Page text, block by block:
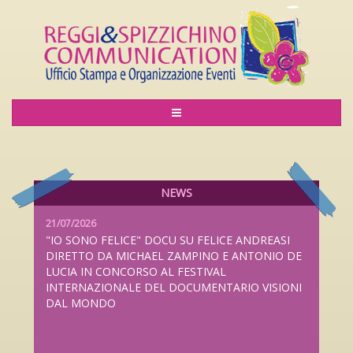
NEWS
06/08/2026
LILIANA CAVANI PREMIO ALLA CARRIERA AL
LUCCA FILM FESTIVAL 2026 DAL 26 SETTEMBRE
AL 4 OTTOBRE
21/07/2026
"IO SONO FELICE" DOCU SU FELICE ANDREASI
DIRETTO DA MICHAEL ZAMPINO E ANTONIO DE
LUCIA IN CONCORSO AL FESTIVAL
INTERNAZIONALE DEL DOCUMENTARIO VISIONI
DAL MONDO